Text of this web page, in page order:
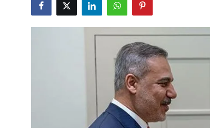
Çerkezköy